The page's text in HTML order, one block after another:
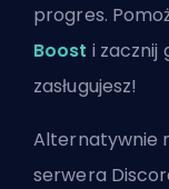
progres.
Boost i zacznij
zasługujesz!
Alternatywnie
serwera